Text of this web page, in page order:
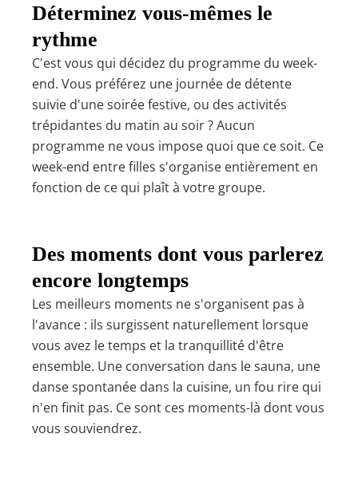
Déterminez vous-mêmes le
rythme
C'est vous qui décidez du programme du week-
end. Vous préférez une journée de détente
suivie d'une soirée festive, ou des activités
trépidantes du matin au soir ? Aucun
programme ne vous impose quoi que ce soit. Ce
week-end entre filles s'organise entièrement en
fonction de ce qui plaît à votre groupe.
Des moments dont vous parlerez
encore longtemps
Les meilleurs moments ne s'organisent pas à
l'avance : ils surgissent naturellement lorsque
vous avez le temps et la tranquillité d'être
ensemble. Une conversation dans le sauna, une
danse spontanée dans la cuisine, un fou rire qui
n'en finit pas. Ce sont ces moments-là dont vous
vous souviendrez.